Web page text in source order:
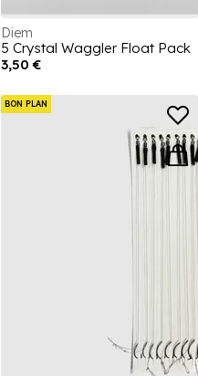
Diem
5 Crystal Waggler Float Pack
3,50 €
BON PLAN